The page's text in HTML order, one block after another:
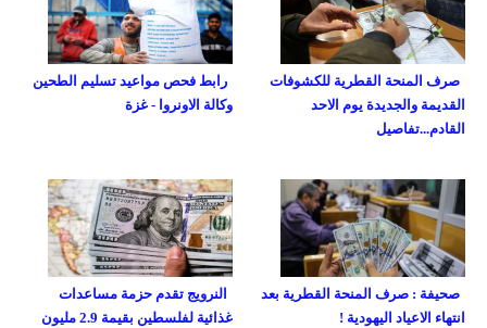
رابط فحص مواعيد تسليم الطحين
وكالة الاونروا - غزة
صرف المنحة القطرية للكشوفات
القديمة والجديدة يوم الاحد
القادم...تفاصيل
النرويج تقدم حزمة مساعدات
غذائية لفلسطين بقيمة 2.9 مليون
صحيفة : صرف المنحة القطرية بعد
انتهاء الاعياد اليهودية !